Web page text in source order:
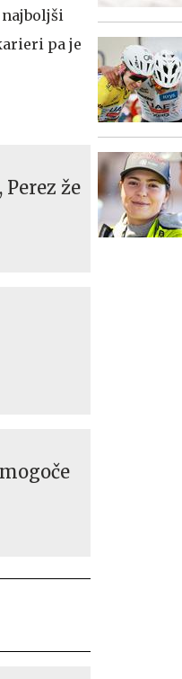
najboljši
pa je
že